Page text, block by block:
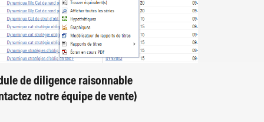
de diligence raisonnable
notre équipe de vente)